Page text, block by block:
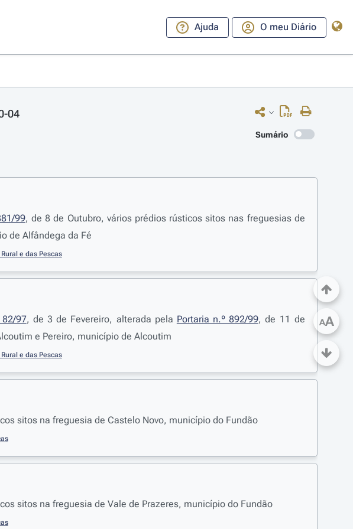
Ajuda O meu Diário
04
Sumário
99, de 8 de Outubro, vários prédios rústicos sitos nas freguesias de
de Alfândega da Fé
e das Pescas
82/97, de 3 de Fevereiro, alterada pela Portaria n.º 892/99, de 11 de
e Pereiro, município de Alcoutim
e das Pescas
sitos na freguesia de Castelo Novo, município do Fundão
sitos na freguesia de Vale de Prazeres, município do Fundão
AA